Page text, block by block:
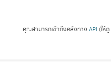
คุณสามารถเข้าถึงคลังทาง API (ให้ดู